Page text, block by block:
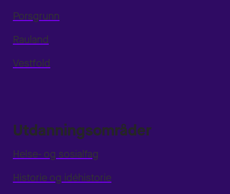
Porsgrunn
Rauland
Vestfold
Utdanningsområder
Helse- og sosialfag
Historie og idéhistorie